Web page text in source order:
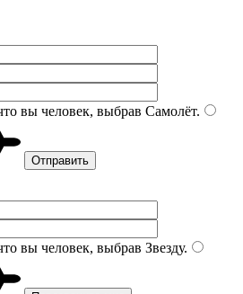
вы человек, выбрав Самолёт.
вы человек, выбрав Звезду.